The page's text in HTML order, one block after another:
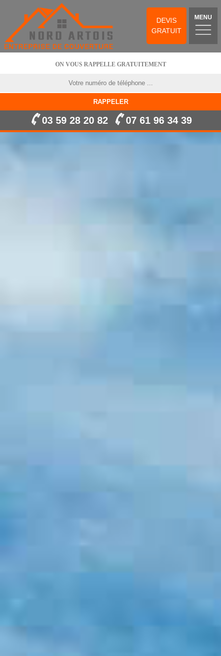
DEVIS
GRATUIT
MENU
ON VOUS RAPPELLE GRATUITEMENT
03 59 28 20 82 07 61 96 34 39